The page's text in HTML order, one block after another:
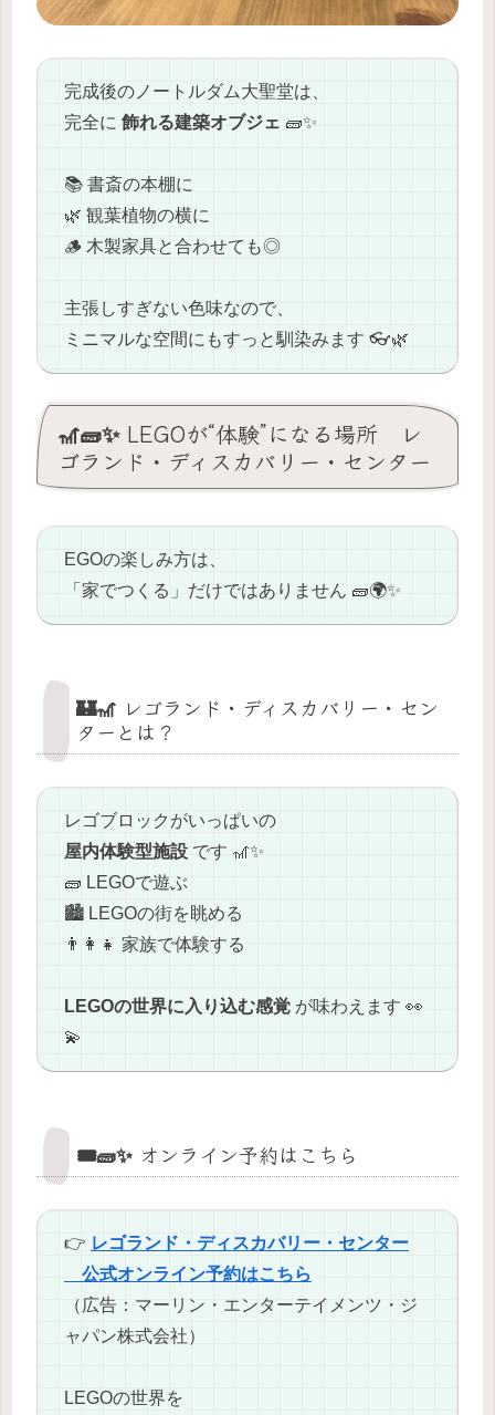
完成後のノートルダム大聖堂は、
完全に 飾れる建築オブジェ 🧱✨
📚 書斎の本棚に
🌿 観葉植物の横に
🪵 木製家具と合わせても◎
主張しすぎない色味なので、
ミニマルな空間にもすっと馴染みます 👓🌿
🎢🧱✨ LEGOが“体験”になる場所 レ
ゴランド・ディスカバリー・センター
EGOの楽しみ方は、
「家でつくる」だけではありません 🧱🌍✨
🏰🎢 レゴランド・ディスカバリー・セン
ターとは？
レゴブロックがいっぱいの
屋内体験型施設 です 🎢✨
🧱 LEGOで遊ぶ
🏙️ LEGOの街を眺める
👨‍👩‍👧 家族で体験する
LEGOの世界に入り込む感覚 が味わえます 👀
💫
🎟️🧱✨ オンライン予約はこちら
👉 レゴランド・ディスカバリー・センター
公式オンライン予約はこちら
（広告：マーリン・エンターテイメンツ・ジ
ャパン株式会社）
LEGOの世界を